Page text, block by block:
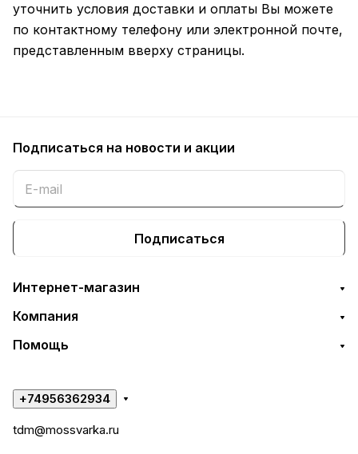
уточнить условия доставки и оплаты Вы можете
по контактному телефону или электронной почте,
представленным вверху страницы.
Подписаться на новости и акции
Подписаться
Интернет-магазин
Компания
Помощь
+74956362934
tdm@mossvarka.ru